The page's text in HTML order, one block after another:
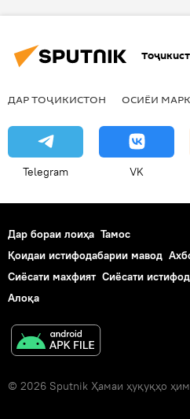
ДАР ТОҶИКИСТОН ОСИЁИ
Telegram VK
Дар бораи лоиҳа Тамос
Қоидаи истифодабарии мавод
Сиёсати махфият Сиёсати
Алоқа
© 2026 Sputnik Ҳамаи ҳуқуқҳо